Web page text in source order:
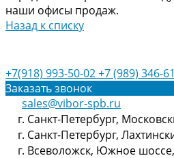
наши офисы продаж.
Назад к списку
+7(918) 993-50-02+7 (989) 346-
Заказать звонок
sales@vibor-spb.ru
г. Санкт-Петербург,
г. Санкт-Петербург,
г. Всеволожск, Южное